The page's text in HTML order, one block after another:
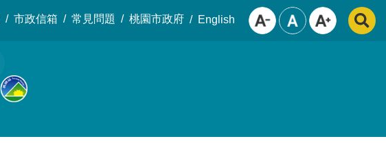
市政信箱 常見問題 桃園市政府 English